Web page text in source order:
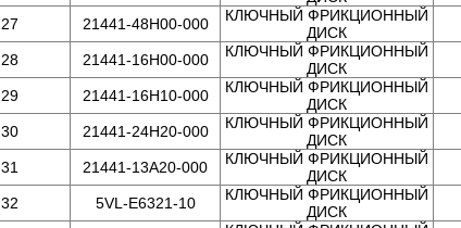
27 21441-48H00-000
КЛЮЧНЫЙ ФРИКЦИОННЫЙ
ДИСК
28 21441-16H00-000
КЛЮЧНЫЙ ФРИКЦИОННЫЙ
ДИСК
29 21441-16H10-000
КЛЮЧНЫЙ ФРИКЦИОННЫЙ
ДИСК
30 21441-24H20-000
КЛЮЧНЫЙ ФРИКЦИОННЫЙ
ДИСК
31 21441-13A20-000
КЛЮЧНЫЙ ФРИКЦИОННЫЙ
ДИСК
32 5VL-E6321-10
КЛЮЧНЫЙ ФРИКЦИОННЫЙ
ДИСК